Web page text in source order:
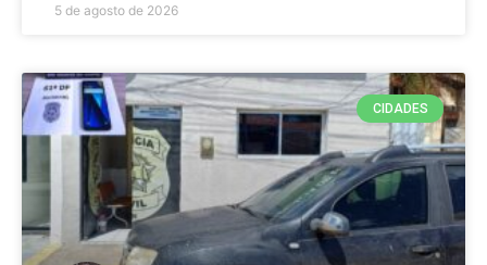
5 de agosto de 2026
CIDADES